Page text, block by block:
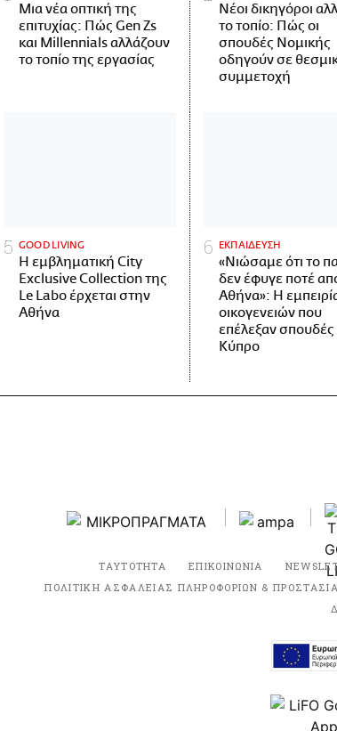
Μια νέα οπτική της
επιτυχίας: Πώς Gen Zs
και Millennials αλλάζουν
το τοπίο της εργασίας
Νέοι δικηγόροι
το τοπίο: Πώς οι
σπουδές Νομικής
οδηγούν σε
συμμετοχή
GOOD LIVING
Η εμβληματική City
Exclusive Collection της
Le Labo έρχεται στην
Αθήνα
ΕΚΠΑΙΔΕΥΣΗ
«Νιώσαμε ότι το
δεν έφυγε ποτέ
Αθήνα»: Η
οικογενειών που
επέλεξαν
Κύπρο
ΤΑΥΤΟΤΗΤΑ ΕΠΙΚΟΙΝΩΝΙΑ
ΠΟΛΙΤΙΚΗ ΑΣΦΑΛΕΙΑΣ ΠΛΗΡΟΦΟΡΙΩΝ &